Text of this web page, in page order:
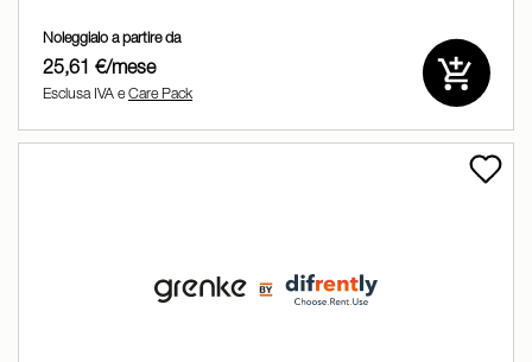
Noleggialo a partire da
25,61 €/mese
Esclusa IVA eCare Pack